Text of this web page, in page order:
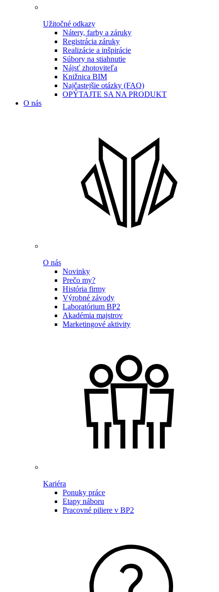
Užitočné odkazy
Nátery, farby a záruky
Registrácia záruky
Realizácie a inšpirácie
Súbory na stiahnutie
Nájsť zhotoviteľa
Knižnica BIM
Najčastejšie otázky (FAQ)
OPÝTAJTE SA NA PRODUKT
O nás
O nás
Novinky
Prečo my?
História firmy
Výrobné závody
Laboratórium BP2
Akadémia majstrov
Marketingové aktivity
Kariéra
Ponuky práce
Etapy náboru
Pracovné piliere v BP2